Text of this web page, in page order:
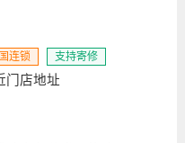
连锁 支持寄修
门店地址